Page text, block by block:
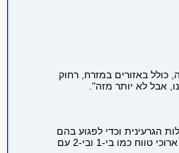
כולל באזורים במזרח, רחוק
אבל לא יותר מזה".
הגרעינית וכדי לפגוע בהם
צריך מסה של פצצות ופצצות מדויקות שחודרות בונקרים. מה שהאמריקאים מסוגלים לעשות, אנחנו לא מסוגלים לבצע. לנו אין יכולת אסטרטגית אמיתית. בשביל זה צריך מפציצים ארוכי טווח כמו בי-1 ובי-2 עם